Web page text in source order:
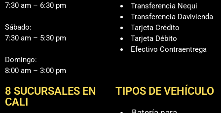
7:30 am – 6:30 pm
Sábado:
7:30 am – 5:30 pm
Domingo:
8:00 am – 3:00 pm
Transferencia Nequi
Transferencia Davivienda
Tarjeta Crédito
Tarjeta Débito
Efectivo Contraentrega
8 SUCURSALES EN
CALI
TIPOS DE VEHÍCULO